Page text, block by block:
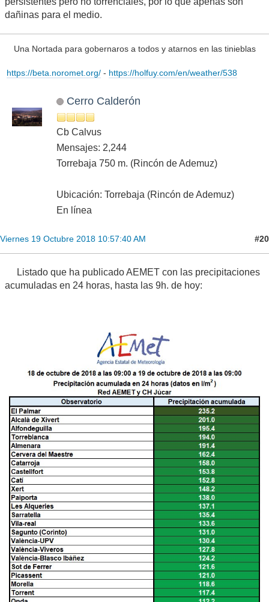
Viernes 19 Octubre 2018 10:46:33 AM
Cita de: Paco Bnk en Viernes 19 Octubre 2018 09:34:32 AM
Sabéis algo de la fiabilidad de la estación?? Por otro lado,
esta siendo un episodio muy bueno para todo el levante,
porque si bien es cierto que los acumulados ya superan los
200-300mm en muchos puntos, estan siendo precipitaciones
dañinas para el medio.
https://beta.noromet.org/-https://holfuy.com/en/weather/538
Cerro Calderón
Torrebaja 750 m. (Rincón de Ademuz)
Ubicación: Torrebaja (Rincón de Ademuz)
En línea
Viernes 19 Octubre 2018 10:57:40 AM
Listado que ha publicado AEMET con las precipitaciones
acumuladas en 24 horas, hasta las 9h. de hoy: